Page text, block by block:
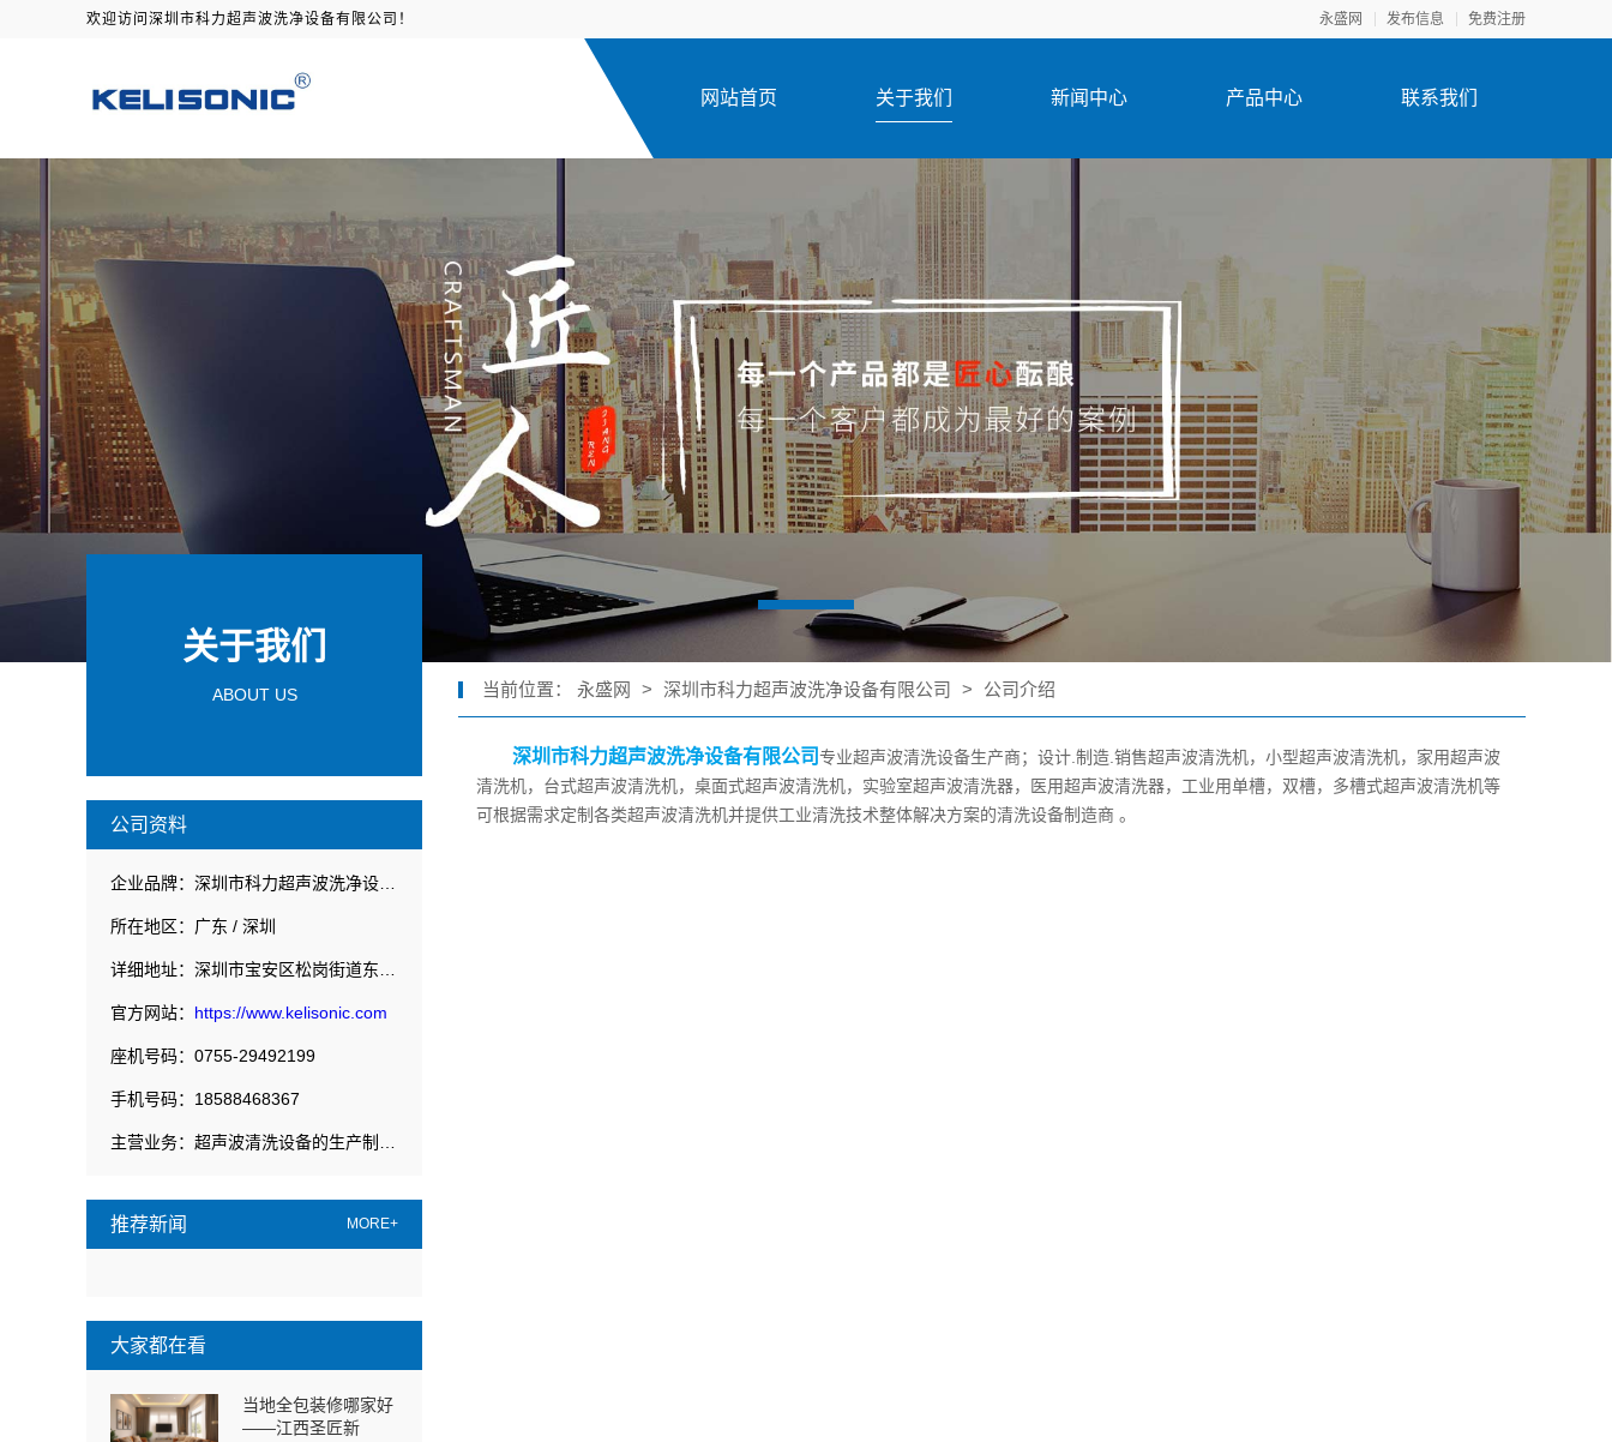
欢迎访问深圳市科力超声波洗净设备有限公司！ 永盛网 发布信息 免费注册
网站首页 关于我们 新闻中心 产品中心 联系我们
关于我们
ABOUT US
公司资料
所在地区：广东 / 深圳
官方网站： https://www.kelisonic.com
座机号码：0755-29492199
手机号码：18588468367
推荐新闻 MORE+
大家都在看
当地全包装修哪家好
——江西圣匠新
当前位置： 永盛网 > 深圳市科力超声波洗净设备有限公司 > 公司介绍
深圳市科力超声波洗净设备有限公司专业超声波清洗设备生产商；设计.制造.销售超声波清洗机，小型超声波清洗机，家用超声波
清洗机，台式超声波清洗机，桌面式超声波清洗机，实验室超声波清洗器，医用超声波清洗器，工业用单槽，双槽，多槽式超声波清洗机等
可根据需求定制各类超声波清洗机并提供工业清洗技术整体解决方案的清洗设备制造商 。